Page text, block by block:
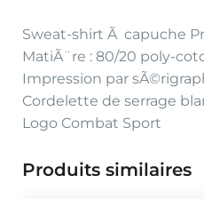
Sweat-shirt Ã capuche
MatiÃ¨re : 80/20 poly-
Impression par
Cordelette de serrage
Logo Combat Sport
Produits similaires